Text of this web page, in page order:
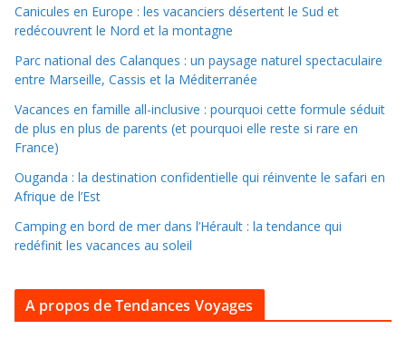
l
e
r
d
a
n
s
e
a
i
Canicules en Europe : les vacanciers désertent le Sud et
redécouvrent le Nord et la montagne
Parc national des Calanques : un paysage naturel spectaculaire
entre Marseille, Cassis et la Méditerranée
Vacances en famille all-inclusive : pourquoi cette formule séduit
de plus en plus de parents (et pourquoi elle reste si rare en
France)
Ouganda : la destination confidentielle qui réinvente le safari en
Afrique de l’Est
Camping en bord de mer dans l’Hérault : la tendance qui
redéfinit les vacances au soleil
A propos de Tendances Voyages